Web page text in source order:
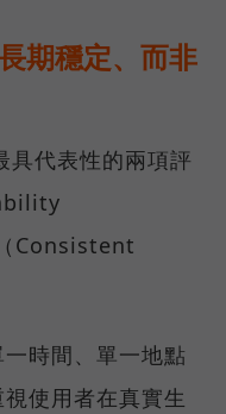
期穩定、而非
代表性的兩項評
Consistent
時間、單一地點
使用者在真實生